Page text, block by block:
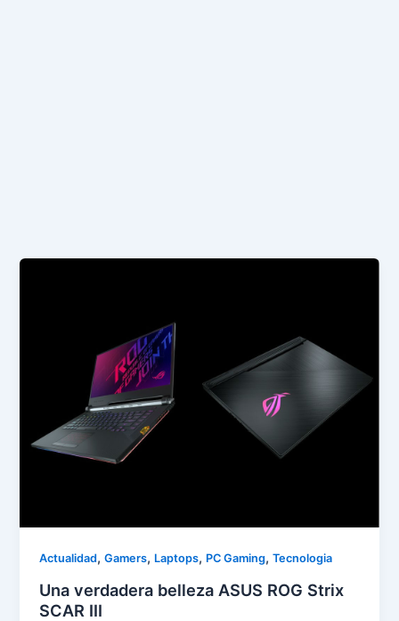
Actualidad,Gamers, Laptops, PC Gaming,Tecnologia
Una verdadera belleza ASUS ROG Strix
SCAR III